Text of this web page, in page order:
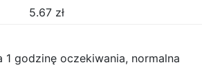
5.67 zł
1 godzinę oczekiwania, normalna